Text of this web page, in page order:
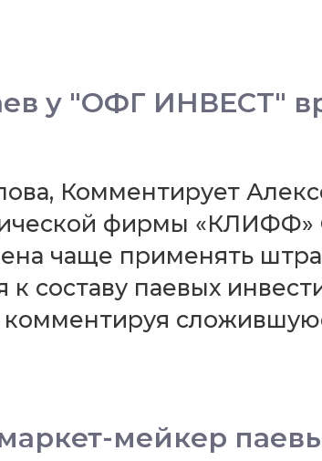
у "ОФГ ИНВЕСТ"
Комментирует
фирмы «КЛИФФ»
чаще применять
составу паевых
мейкер